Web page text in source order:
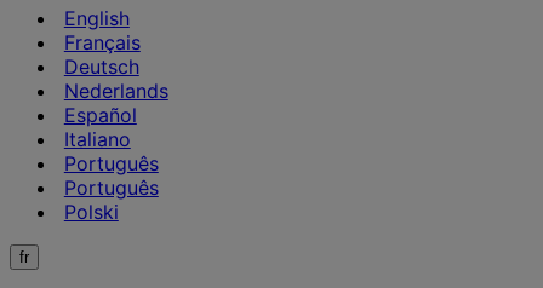
English
Français
Deutsch
Nederlands
Español
Italiano
Português
Português
Polski
fr